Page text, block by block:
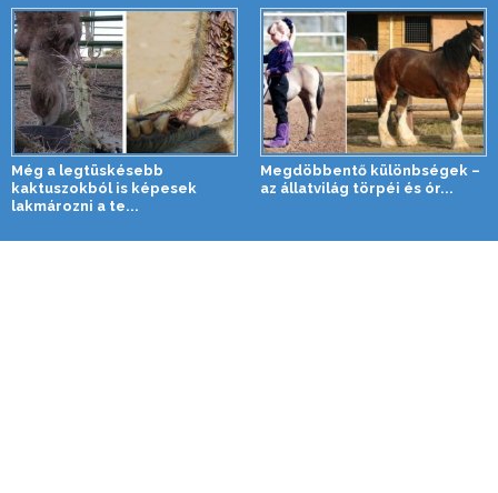
Még a legtüskésebb
kaktuszokból is képesek
lakmározni a te...
Megdöbbentő különbségek –
az állatvilág törpéi és ór...